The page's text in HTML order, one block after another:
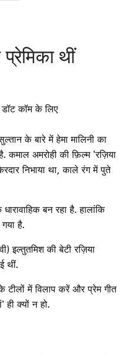
थीं
डॉट कॉम के लिए
के बारे में हेमा मालिनी का
अमरोही की फ़िल्म ‘रज़िया
निभाया था, काले रंग में पुते
बन रहा है. हालांकि
है.
इल्तुतमिश की बेटी रज़िया
थीं.
टीलों में विलाप करें और प्रेम गीत
ही क्यों न हो.